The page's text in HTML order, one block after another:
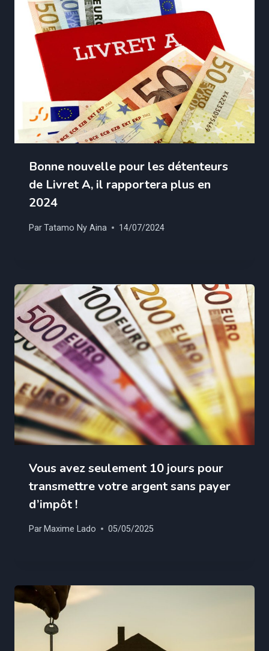
Bonne nouvelle pour les détenteurs
de Livret A, il rapportera plus en
2024
ParTatamo Ny Aina 14/07/2024
Vous avez seulement 10 jours pour
transmettre votre argent sans payer
d’impôt !
Par Maxime Lado 05/05/2025